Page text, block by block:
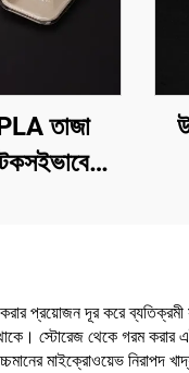
তাজা
প্রয়োজন দূর করে
থাকে। স্টোরেজ থেকে গরম
মাইক্রোওয়েভ নিরাপদ